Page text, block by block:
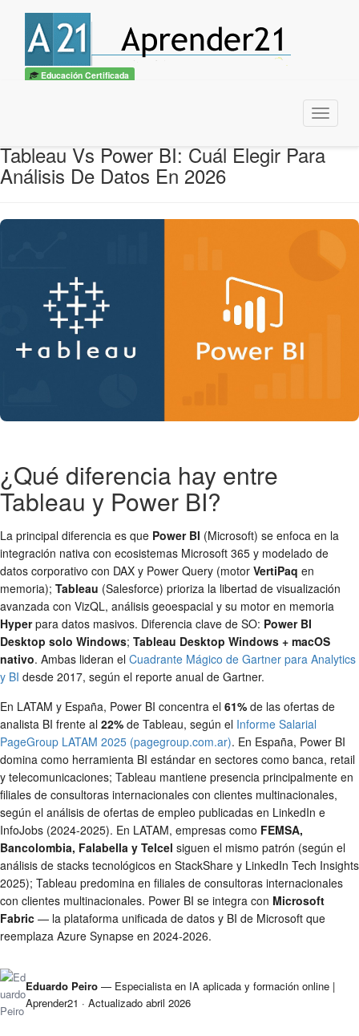
Educación Certificada
Menu
Tableau Vs Power BI: Cuál Elegir Para
Análisis De Datos En 2026
¿Qué diferencia hay entre
Tableau y Power BI?
La principal diferencia es que Power BI (Microsoft) se enfoca en la
integración nativa con ecosistemas Microsoft 365 y modelado de
datos corporativo con DAX y Power Query (motor VertiPaq en
memoria); Tableau (Salesforce) prioriza la libertad de visualización
avanzada con VizQL, análisis geoespacial y su motor en memoria
Hyperpara datos masivos. Diferencia clave de SO: Power BI
Desktop solo Windows; Tableau Desktop Windows + macOS
nativo. Ambas lideran el Cuadrante Mágico de Gartner para Analytics
y BI desde 2017, según el reporte anual de Gartner.
En LATAM y España, Power BI concentra el 61% de las ofertas de
analista BI frente al 22% de Tableau, según el Informe Salarial
PageGroup LATAM 2025 (pagegroup.com.ar). En España, Power BI
domina como herramienta BI estándar en sectores como banca, retail
y telecomunicaciones; Tableau mantiene presencia principalmente en
filiales de consultoras internacionales con clientes multinacionales,
según el análisis de ofertas de empleo publicadas en LinkedIn e
InfoJobs (2024-2025). En LATAM, empresas como FEMSA,
Bancolombia, Falabella y Telcel siguen el mismo patrón (según el
análisis de stacks tecnológicos en StackShare y LinkedIn Tech Insights
2025); Tableau predomina en filiales de consultoras internacionales
con clientes multinacionales. Power BI se integra con Microsoft
Fabric — la plataforma unificada de datos y BI de Microsoft que
reemplaza Azure Synapse en 2024-2026.
Eduardo Peiro — Especialista en IA aplicada y formación online |
Aprender21 · Actualizado abril 2026